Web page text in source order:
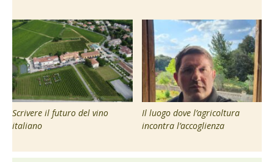
Scrivere il futuro del vino
italiano
Il luogo dove l’agricoltura
incontra l’accoglienza